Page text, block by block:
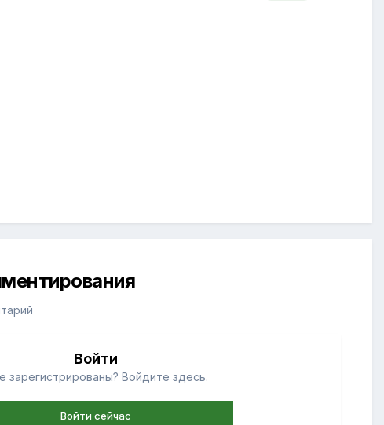
Войти
зарегистрированы? Войдите здесь.
Войти сейчас